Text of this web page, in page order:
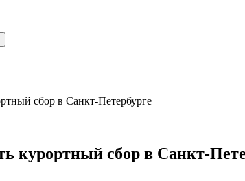
сбор в Санкт-Петербурге
курортный сбор в Санкт-